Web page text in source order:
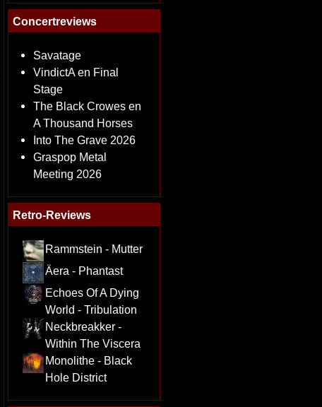
Concertreviews
Savatage
VindictA en Final
Stage
The Black Crowes en
A Thousand Horses
Into The Grave 2026
Graspop Metal
Meeting 2026
Retro-Reviews
Rammstein - Mutter
Äera - Phantast
Echoes Of A Dying
World - Tribulation
Neckbreakker -
Within The Viscera
Monolithe - Black
Hole District